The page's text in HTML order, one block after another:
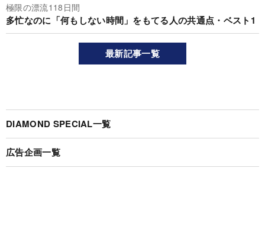
極限の漂流118日間
多忙なのに「何もしない時間」をもてる人の共通点・ベスト1
最新記事一覧
DIAMOND SPECIAL一覧
広告企画一覧